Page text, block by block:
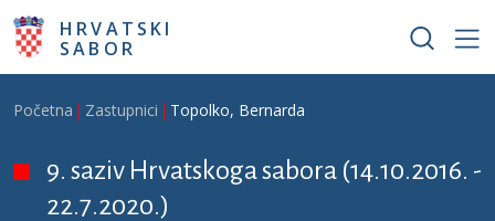
Skoči na glavni sadržaj
HRVATSKI
SABOR
Breadcrumb
Početna Zastupnici Topolko, Bernarda
9. saziv Hrvatskoga sabora (14.10.2016. -
22.7.2020.)